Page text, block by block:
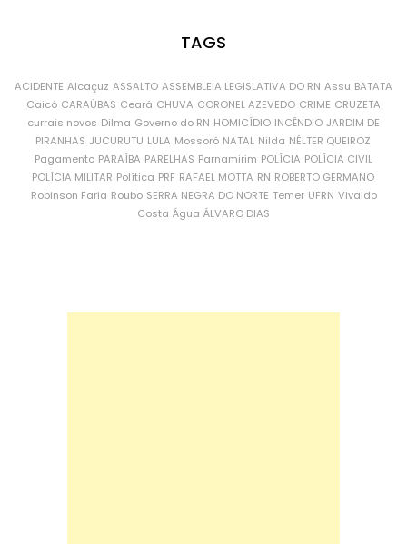
TAGS
ACIDENTE Alcaçuz ASSALTO ASSEMBLEIA LEGISLATIVA DO RN Assu BATATA
Caicó CARAÚBAS Ceará CHUVA CORONEL AZEVEDO CRIME CRUZETA
currais novos Dilma Governo do RN HOMICÍDIO INCÊNDIO JARDIM DE
PIRANHAS JUCURUTU LULA Mossoró NATAL Nilda NÉLTER QUEIROZ
Pagamento PARAÍBA PARELHAS Parnamirim POLÍCIA POLÍCIA CIVIL
POLÍCIA MILITAR Política PRF RAFAEL MOTTA RN ROBERTO GERMANO
Robinson Faria Roubo SERRA NEGRA DO NORTE Temer UFRN Vivaldo
Costa Água ÁLVARO DIAS